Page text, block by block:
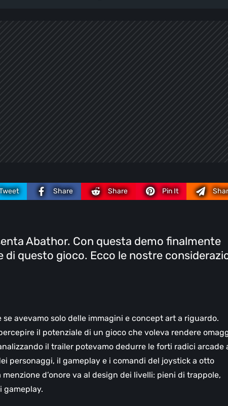
Share Share Pin It
Abathor. Con questa demo finalmente
di questo gioco. Ecco le nostre
se avevamo solo delle immagini e concept art a riguardo.
il potenziale di un gioco che voleva rendere
il trailer potevamo dedurre le forti radici arcade
personaggi, il gameplay e i comandi del joystick a otto
d’onore va al design dei livelli: pieni di trappole,
gameplay.